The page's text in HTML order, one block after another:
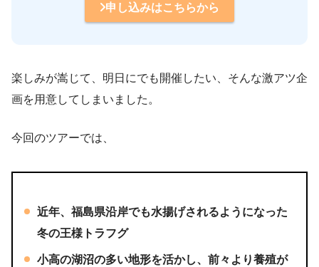
申し込みはこちらから
楽しみが嵩じて、明日にでも開催したい、そんな激アツ企
画を用意してしまいました。
今回のツアーでは、
近年、福島県沿岸でも水揚げされるようになった
冬の王様 トラフグ
小高の湖沼の多い地形を活かし、前々より養殖が